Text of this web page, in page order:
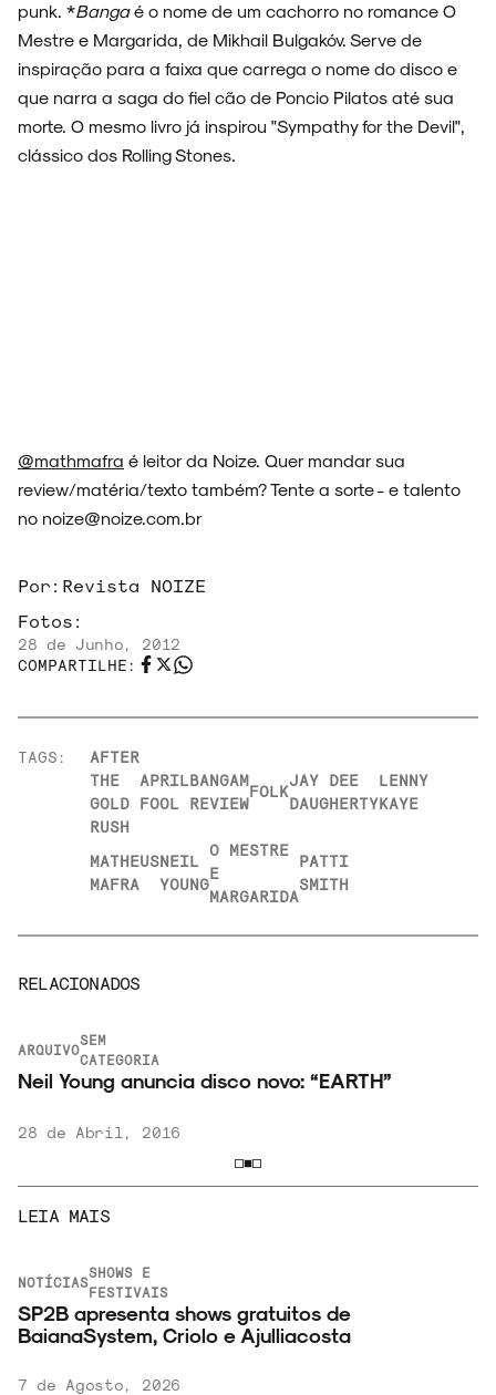
ESPECIAIS
NOIZE RECORD CLUB
SOBRE
punk. *Bangaé o nome de um cachorro no romance O
Mestre e Margarida, de Mikhail Bulgakóv. Serve de
inspiração para a faixa que carrega o nome do disco e
que narra a saga do fiel cão de Poncio Pilatos até sua
morte. O mesmo livro já inspirou "Sympathy for the Devil",
clássico dos Rolling Stones.
@mathmafra é leitor da Noize. Quer mandar sua
review/matéria/texto também? Tente a sorte - e talento
no noize@noize.com.br
Por: Revista NOIZE
Fotos:
28 de Junho, 2012
COMPARTILHE:
TAGS:
AFTER
THE
GOLD
RUSH
APRIL
FOOL
BANGAM
REVIEW
FOLK
JAY DEE
DAUGHERTY
LENNY
KAYE
MATHEUS
MAFRA
NEIL
YOUNG
O MESTRE
E
MARGARIDA
PATTI
SMITH
RELACIONADOS
ARQUIVO
SEM
CATEGORIA
Neil Young anuncia disco novo: “EARTH”
28 de Abril, 2016
LEIA MAIS
NOTÍCIAS
SHOWS E
FESTIVAIS
SP2B apresenta shows gratuitos de
BaianaSystem, Criolo e Ajulliacosta
7 de Agosto, 2026